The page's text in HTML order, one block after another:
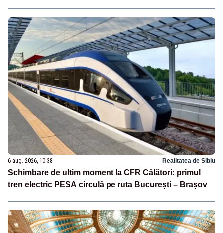
6 aug. 2026, 10:38 Realitatea de Sibiu
Schimbare de ultim moment la CFR Călători: primul
tren electric PESA circulă pe ruta București – Brașov